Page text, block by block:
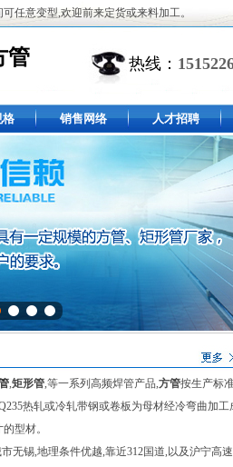
任意变型,欢迎前来定货或来料加工。
管 热线：
格 销售网络 人才招聘
,矩形管,等一系列高频焊管产品,方管按生产标
热轧或冷轧带钢或卷板为母材经冷弯曲加工
型材。
锡,地理条件优越,靠近312国道,以及沪宁高速